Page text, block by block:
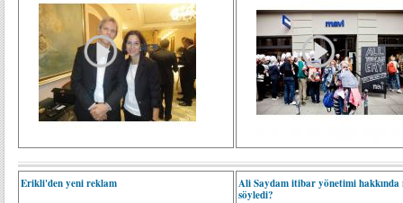
Erikli'den yeni reklam
Ali Saydam itibar yönetimi hakkında
söyledi?